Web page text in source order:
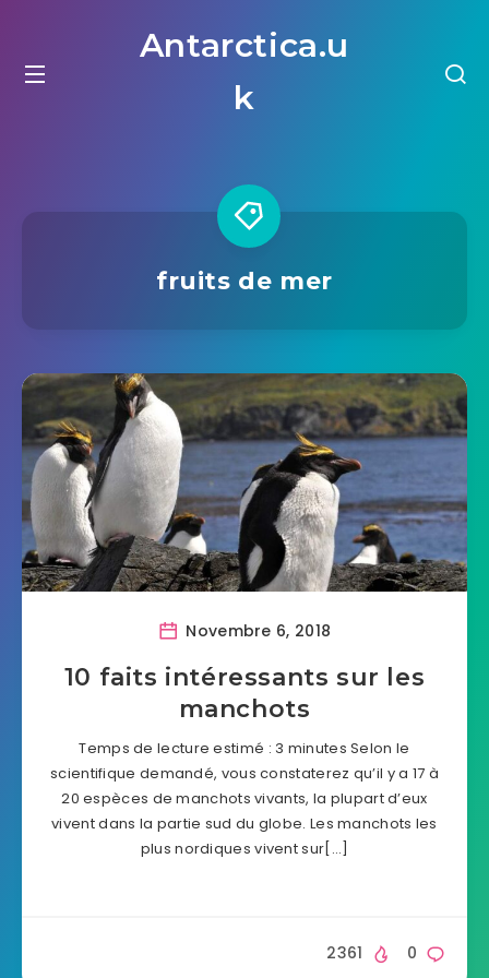
Antarctica.u
k
fruits de mer
Novembre 6, 2018
10 faits intéressants sur les
manchots
Temps de lecture estimé : 3 minutes Selon le
scientifique demandé, vous constaterez qu’il y a 17 à
20 espèces de manchots vivants, la plupart d’eux
vivent dans la partie sud du globe. Les manchots les
plus nordiques vivent sur[…]
0
2361